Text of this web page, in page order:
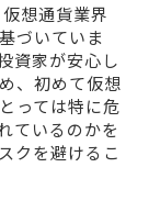
想通貨業界
づいていま
資家が安心し
、初めて仮想
っては特に危
ているのかを
クを避けるこ